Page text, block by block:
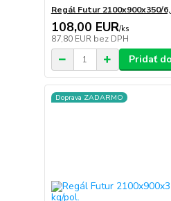
Regál Futur 2100x900x350/
108,00 EUR/ks
87,80 EUR bez DPH
Pridať
Doprava ZADARMO